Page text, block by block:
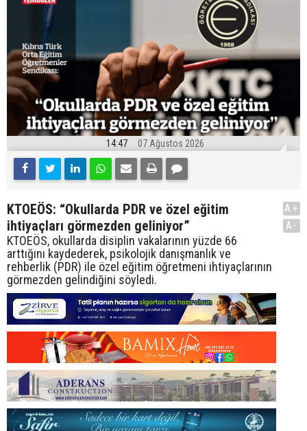
14:47 07 Ağustos 2026
KTOEÖS: “Okullarda PDR ve özel eğitim
ihtiyaçları görmezden geliniyor”
KTOEÖS, okullarda disiplin vakalarının yüzde 66
arttığını kaydederek, psikolojik danışmanlık ve
rehberlik (PDR) ile özel eğitim öğretmeni ihtiyaçlarının
görmezden gelindiğini söyledi.
A+
A-